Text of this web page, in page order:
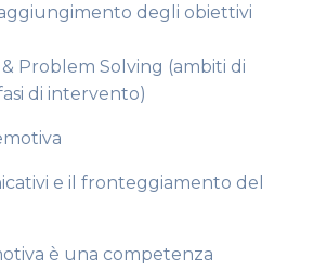
degli obiettivi
Problem Solving (ambiti di
di intervento)
e il fronteggiamento del
è una competenza